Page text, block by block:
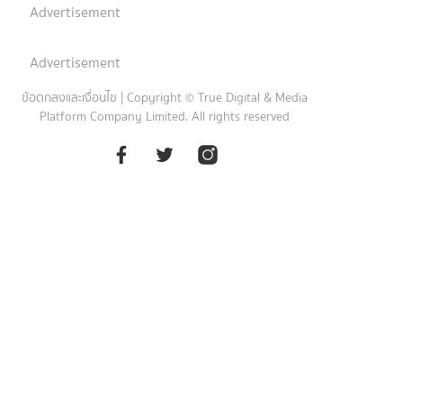
Advertisement
Advertisement
ข้อตกลงและเงื่อนไข | Copyright © True Digital & Media
Platform Company Limited. All rights reserved